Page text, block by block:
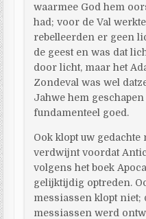
waarmee God hem
had; voor de Val
rebelleerden er geen
de geest en was dat
door licht, maar het
Zondeval was wel
Jahwe hem
fundamenteel goed.
Ook klopt uw
verdwijnt voordat
volgens het boek
gelijktijdig optreden.
messiassen klopt niet;
messiassen werd